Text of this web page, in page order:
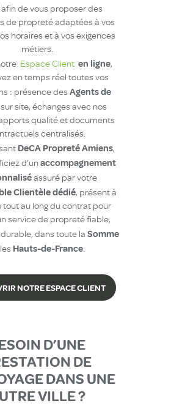
afin de vous proposer des
de propreté adaptées à vos
horaires et à vos exigences
métiers.
Espace Client en ligne,
en temps réel toutes vos
: présence des Agents de
sur site, échanges avec nos
qualité et documents
centralisés.
DeCA Propreté Amiens,
d’unaccompagnement
assuré par votre
Clientèle dédié, présent à
tout au long du contrat pour
service de propreté fiable,
dans toute la Somme
Hauts-de-France.
NOTRE ESPACE CLIENT
D’UNE
DE
DANS UNE
VILLE ?